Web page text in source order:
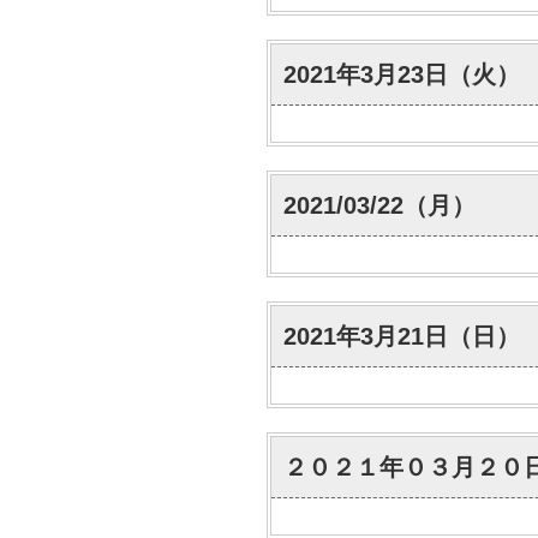
2021年3月23日（火）
2021/03/22（月）
2021年3月21日（日）
２０２１年０３月２０